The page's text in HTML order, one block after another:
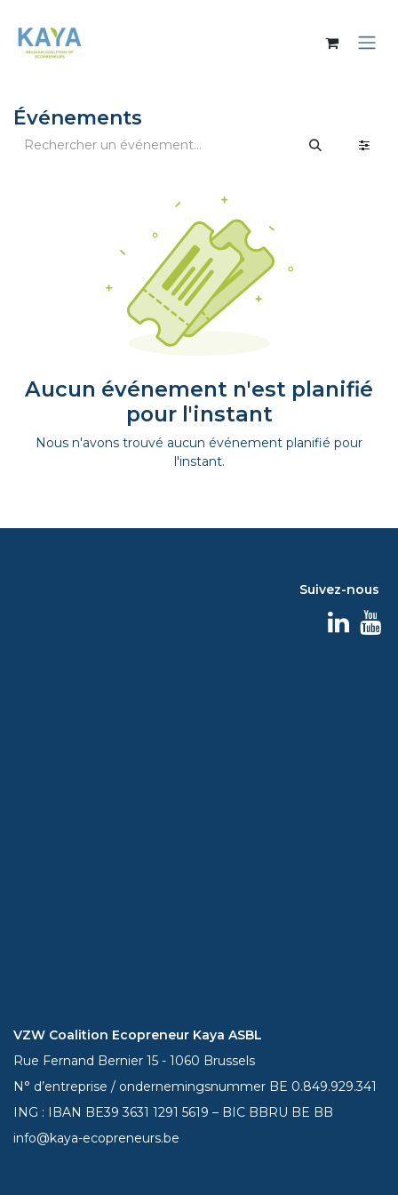
Événements
Aucun événement n'est planifié
pour l'instant
Nous n'avons trouvé aucun événement planifié pour
l'instant.
Suivez-nous
VZW Coalition Ecopreneur Kaya ASBL
Rue Fernand Bernier 15 - 1060 Brussels
N° d’entreprise / ondernemingsnummer BE 0.849.929.341
ING : IBAN BE393631 1291 5619 – BIC BBRU BE BB
info@kaya-ecopreneurs.be